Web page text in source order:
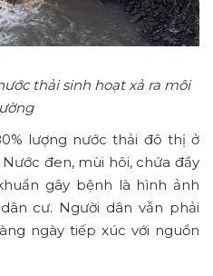
thải sinh hoạt xả ra môi
lượng nước thải đô thị ở
đen, mùi hôi, chứa đầy
gây bệnh là hình ảnh
cư. Người dân vẫn phải
ngày tiếp xúc với nguồn